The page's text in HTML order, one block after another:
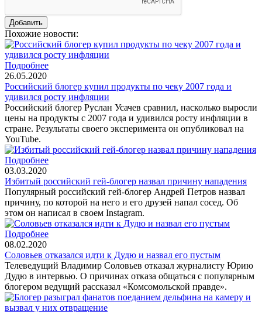
Похожие новости:
Подробнее
26.05.2020
Российский блогер купил продукты по чеку 2007 года и
удивился росту инфляции
Российский блогер Руслан Усачев сравнил, насколько выросли
цены на продукты с 2007 года и удивился росту инфляции в
стране. Результаты своего эксперимента он опубликовал на
YouTube.
Подробнее
03.03.2020
Избитый российский гей-блогер назвал причину нападения
Популярный российский гей-блогер Андрей Петров назвал
причину, по которой на него и его друзей напал сосед. Об
этом он написал в своем Instagram.
Подробнее
08.02.2020
Соловьев отказался идти к Дудю и назвал его пустым
Телеведущий Владимир Соловьев отказал журналисту Юрию
Дудю в интервью. О причинах отказа общаться с популярным
блогером ведущий рассказал «Комсомольской правде».